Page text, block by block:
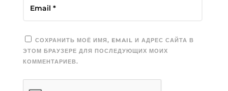
СОХРАНИТЬ МОЁ ИМЯ, EMAIL И АДРЕС САЙТА В
ЭТОМ БРАУЗЕРЕ ДЛЯ ПОСЛЕДУЮЩИХ МОИХ
КОММЕНТАРИЕВ.